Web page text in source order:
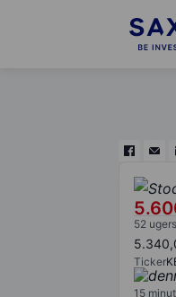
52
Ticker
15